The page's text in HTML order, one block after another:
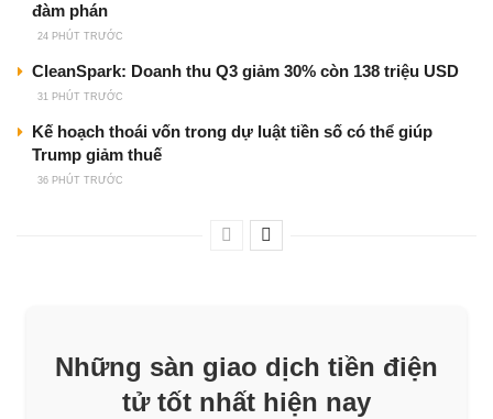
đàm phán
24 PHÚT TRƯỚC
CleanSpark: Doanh thu Q3 giảm 30% còn 138 triệu USD
31 PHÚT TRƯỚC
Kế hoạch thoái vốn trong dự luật tiền số có thể giúp
Trump giảm thuế
36 PHÚT TRƯỚC
Những sàn giao dịch tiền điện
tử tốt nhất hiện nay